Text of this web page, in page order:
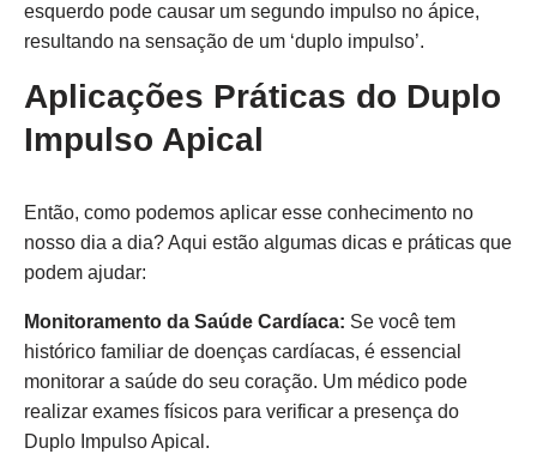
esquerdo pode causar um segundo impulso no ápice,
resultando na sensação de um ‘duplo impulso’.
Aplicações Práticas do Duplo
Impulso Apical
Então, como podemos aplicar esse conhecimento no
nosso dia a dia? Aqui estão algumas dicas e práticas que
podem ajudar:
Monitoramento da Saúde Cardíaca: Se você tem
histórico familiar de doenças cardíacas, é essencial
monitorar a saúde do seu coração. Um médico pode
realizar exames físicos para verificar a presença do
Duplo Impulso Apical.